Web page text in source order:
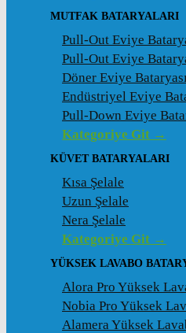
MUTFAK BATARYALARI
Pull-Out Eviye
Pull-Out Eviye
Döner Eviye
Endüstriyel Eviye
Pull-Down Eviye
Kategoriye Git →
KÜVET BATARYALARI
Kısa Şelale
Uzun Şelale
Nera Şelale
Kategoriye Git →
YÜKSEK LAVABO
Alora Pro Yüksek
Nobia Pro Yüksek
Alamera Yüksek